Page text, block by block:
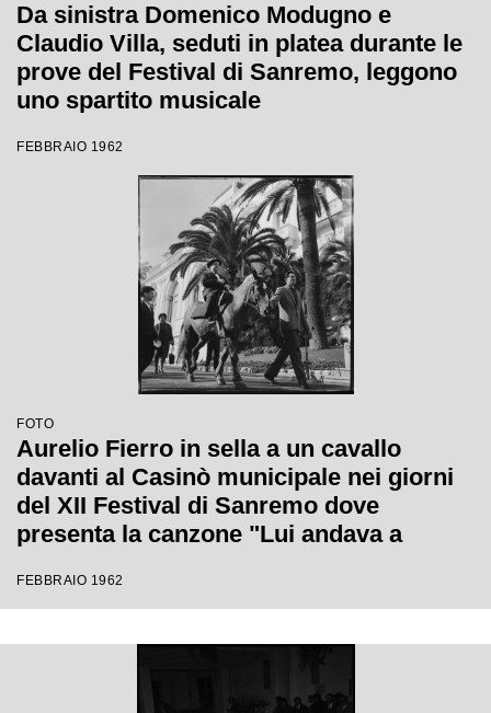
Da sinistra Domenico Modugno e
Claudio Villa, seduti in platea durante le
prove del Festival di Sanremo, leggono
uno spartito musicale
FEBBRAIO 1962
FOTO
Aurelio Fierro in sella a un cavallo
davanti al Casinò municipale nei giorni
del XII Festival di Sanremo dove
presenta la canzone "Lui andava a
FEBBRAIO 1962